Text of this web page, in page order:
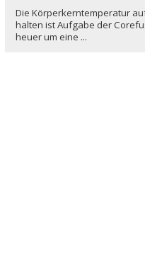
Die Körperkerntemperatur
halten ist Aufgabe der
heuer um eine ...